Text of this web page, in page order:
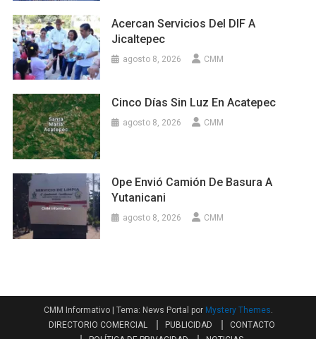
Acercan Servicios Del DIF A
Jicaltepec
agosto 8, 2026 CMM
Cinco Días Sin Luz En Acatepec
agosto 8, 2026 CMM
Ope Envió Camión De Basura A
Yutanicani
agosto 8, 2026 CMM
CMM Informativo | Tema: News Portal por Mystery Themes
DIRECTORIO COMERCIAL
PUBLICIDAD
CONTACTO